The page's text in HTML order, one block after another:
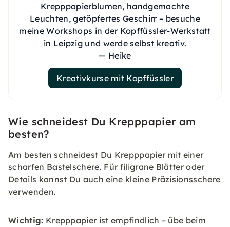
Krepppapierblumen, handgemachte
Leuchten, getöpfertes Geschirr – besuche
meine Workshops in der Kopffüssler-Werkstatt
in Leipzig und werde selbst kreativ.
— Heike
Kreativkurse mit Kopffüssler
Wie schneidest Du Krepppapier am
besten?
Am besten schneidest Du Krepppapier mit einer
scharfen Bastelschere. Für filigrane Blätter oder
Details kannst Du auch eine kleine Präzisionsschere
verwenden.
Wichtig: Krepppapier ist empfindlich – übe beim